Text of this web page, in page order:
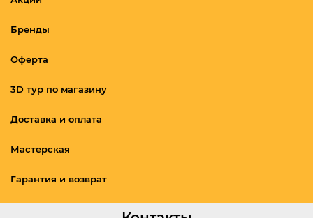
Бренды
Оферта
3D тур по магазину
Доставка и оплата
Мастерская
Гарантия и возврат